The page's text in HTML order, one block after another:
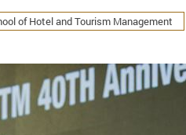
of Hotel and Tourism Management